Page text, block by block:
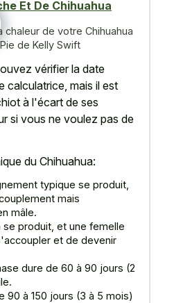
Et De Chihuahua
chaleur de votre Chihuahua
de Kelly Swift
vérifier la date
calculatrice, mais il est
à l'écart de ses
si vous ne voulez pas de
du Chihuahua:
typique se produit,
mais
mâle.
produit, et une femelle
et de devenir
dure de 60 à 90 jours (2
90 à 150 jours (3 à 5 mois)